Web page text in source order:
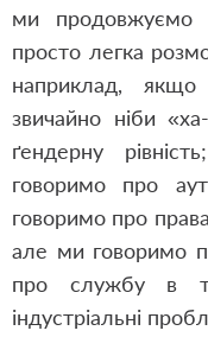
ми продовжуємо
просто легка
наприклад,
звичайно ніби
ґендерну
говоримо про
говоримо про
але ми говоримо
про службу в
індустріальні